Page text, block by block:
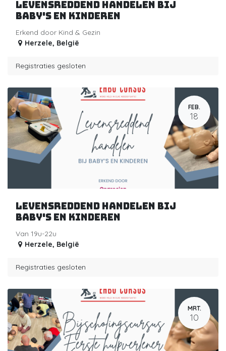
Levensreddend handelen bij
baby's en kinderen
Erkend door Kind & Gezin
Herzele, België
Registraties gesloten
FEB.
18
Levensreddend handelen bij
baby's en kinderen
Van 19u-22u
Herzele, België
Registraties gesloten
MRT.
10